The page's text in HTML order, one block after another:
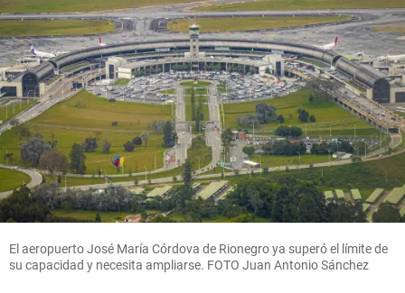
share
a personas con
sobrepeso
share
Leagues
Cup
share
Colombia
Indagatoria
a Gloria
revive
dudas por
El aeropuerto José María Córdova de Rionegro ya superó el límite de
su capacidad y necesita ampliarse. FOTO Juan Antonio Sánchez